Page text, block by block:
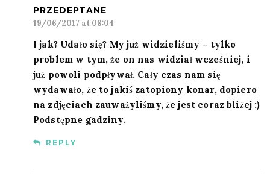
PRZEDEPTANE
19/06/2017 at 08:04
I jak? Udało się? My już widzieliśmy – tylko
problem w tym, że on nas widział wcześniej, i
już powoli podpływał. Cały czas nam się
wydawało, że to jakiś zatopiony konar, dopiero
na zdjęciach zauważyliśmy, że jest coraz bliżej :)
Podstępne gadziny.
REPLY